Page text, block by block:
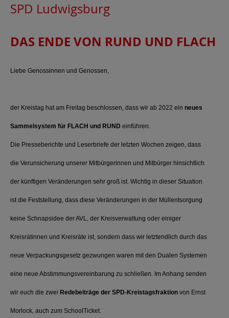
SPD Ludwigsburg
DAS ENDE VON RUND UND FLACH
Liebe Genossinnen und Genossen,
der Kreistag hat am Freitag beschlossen, dass wir ab 2022 ein neues
Sammelsystem für FLACH und RUND einführen.
Die Presseberichte und Leserbriefe der letzten Wochen zeigen, dass
die Verunsicherung unserer Mitbürgerinnen und Mitbürger hinsichtlich
der künftigen Veränderungen sehr groß ist. Wichtig in dieser Situation
ist die Feststellung, dass diese Veränderungen in der Müllentsorgung
keine Schnapsidee der AVL, der Kreisverwaltung oder einiger
Kreisrätinnen und Kreisräte ist, sondern dass wir letztendlich durch das
neue Verpackungsgesetz gezwungen waren mit den Dualen Systemen
eine neue Abstimmungsvereinbarung zu schließen. Im Anhang senden
wir euch die zwei Redebeiträge der SPD-Kreistagsfraktion von Ernst
Morlock, auch zum SchoolTicket.